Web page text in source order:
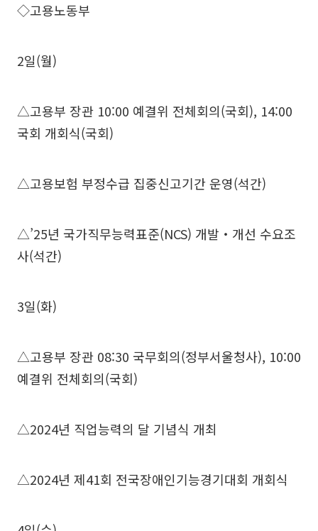
◇고용노동부
2일(월)
△고용부 장관 10:00 예결위 전체회의(국회), 14:00
국회 개회식(국회)
△고용보험 부정수급 집중신고기간 운영(석간)
△’25년 국가직무능력표준(NCS) 개발‧개선 수요조
사(석간)
3일(화)
△고용부 장관 08:30 국무회의(정부서울청사), 10:00
예결위 전체회의(국회)
△2024년 직업능력의 달 기념식 개최
△2024년 제41회 전국장애인기능경기대회 개회식